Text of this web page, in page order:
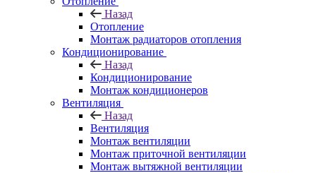
Назад
Отопление
Монтаж радиаторов отопления
Кондиционирование
Назад
Кондиционирование
Монтаж кондиционеров
Вентиляция
Назад
Вентиляция
Монтаж вентиляции
Монтаж приточной вентиляции
Монтаж вытяжной вентиляции